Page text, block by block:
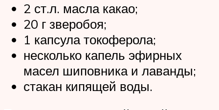
2 ст.л. масла какао;
20 г зверобоя;
1 капсула токоферола;
несколько капель эфирных
масел шиповника и лаванды;
стакан кипящей воды.